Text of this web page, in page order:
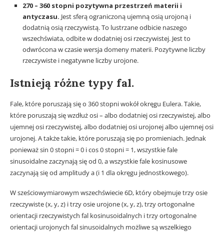
270 – 360 stopni pozytywna przestrzeń materii i
antyczasu. Jest sferą ograniczoną ujemną osią urojoną i
dodatnią osią rzeczywistą. To lustrzane odbicie naszego
wszechświata, odbite w dodatniej osi rzeczywistej. Jest to
odwrócona w czasie wersja domeny materii. Pozytywne liczby
rzeczywiste i negatywne liczby urojone.
Istnieją różne typy fal.
Fale, które poruszają się o 360 stopni wokół okręgu Eulera. Takie,
które poruszają się wzdłuż osi – albo dodatniej osi rzeczywistej, albo
ujemnej osi rzeczywistej, albo dodatniej osi urojonej albo ujemnej osi
urojonej. A także takie, które poruszają się po promieniach. Jednak
ponieważ sin 0 stopni = 0 i cos 0 stopni = 1, wszystkie fale
sinusoidalne zaczynają się od 0, a wszystkie fale kosinusowe
zaczynają się od amplitudy a (i 1 dla okręgu jednostkowego).
W sześciowymiarowym wszechświecie 6D, który obejmuje trzy osie
rzeczywiste (x, y, z) i trzy osie urojone (x, y, z), trzy ortogonalne
orientacji rzeczywistych fal kosinusoidalnych i trzy ortogonalne
orientacji urojonych fal sinusoidalnych możliwe są wszelkiego